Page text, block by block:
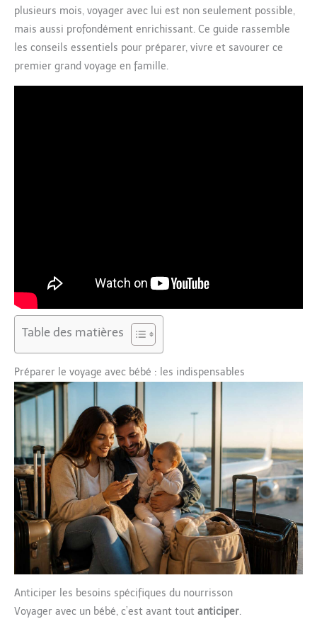
plusieurs mois, voyager avec lui est non seulement possible,
mais aussi profondément enrichissant. Ce guide rassemble
les conseils essentiels pour préparer, vivre et savourer ce
premier grand voyage en famille.
Table des matières
Préparer le voyage avec bébé : les indispensables
Anticiper les besoins spécifiques du nourrisson
Voyager avec un bébé, c’est avant tout anticiper.